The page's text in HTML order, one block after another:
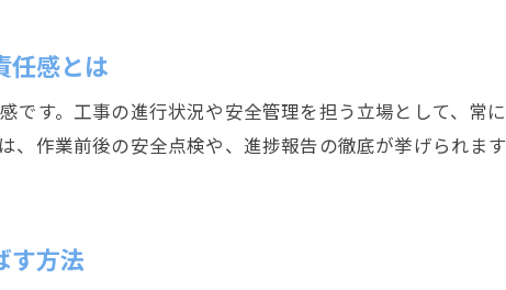
現場監督が実感する労働環境の改善点
任感とは
です。工事の進行状況や安全管理を担う立場として、常
、作業前後の安全点検や、進捗報告の徹底が挙げられま
す方法